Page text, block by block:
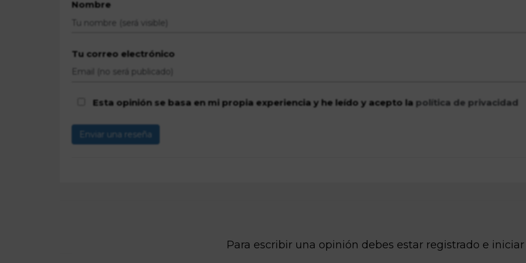
Para escribir una opinión debes estar registrado e iniciar
Nombre
Tu correo electrónico
Esta opinión se basa en mi propia experiencia y he leído y acepto la política de privacidad
Enviar una reseña